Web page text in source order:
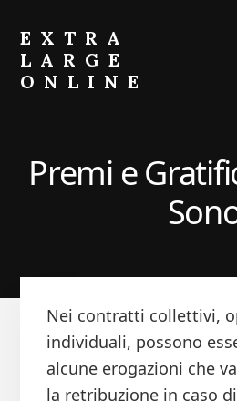
primary
sidebar
content
EXTRA
LARGE
ONLINE
Portafoglio
Premi e
Nei contratti collettivi,
individuali, possono
alcune erogazioni che
la retribuzione in caso di